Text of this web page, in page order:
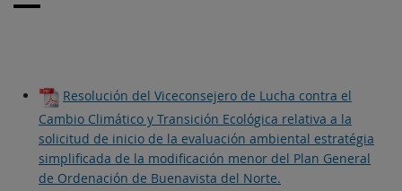
Resolución del Viceconsejero de Lucha contra el
Cambio Climático y Transición Ecológica relativa a la
solicitud de inicio de la evaluación ambiental estratégia
simplificada de la modificación menor del Plan General
de Ordenación de Buenavista del Norte.